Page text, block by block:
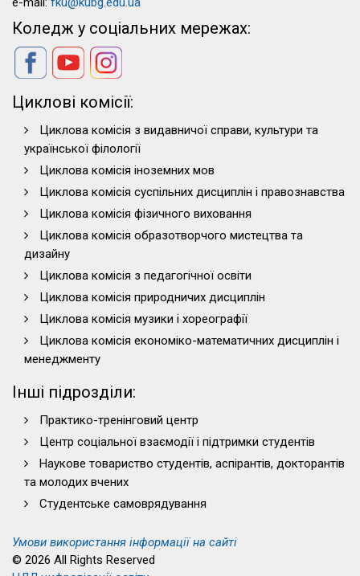
Коледж у соціальних мережах:
Циклові комісії:
Циклова комісія з видавничої справи, культури та
української філології
Циклова комісія іноземних мов
Циклова комісія суспільних дисциплін і правознавства
Циклова комісія фізичного виховання
Циклова комісія образотворчого мистецтва та
дизайну
Циклова комісія з педагогічної освіти
Циклова комісія природничих дисциплін
Циклова комісія музики і хореографії
Циклова комісія економіко-математичних дисциплін і
менеджменту
Інші підрозділи:
Практико-тренінговий центр
Центр соціальної взаємодії і підтримки студентів
Наукове товариство студентів, аспірантів, докторантів
та молодих вчених
Студентське самоврядування
Умови використання інформації на сайті
© 2026 All Rights Reserved